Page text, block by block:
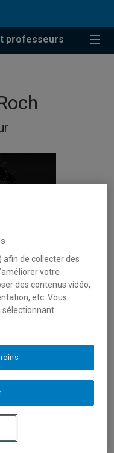
professeurs
juridiques
afin de collecter des
votre
des contenus vidéo,
etc. Vous
sélectionnant